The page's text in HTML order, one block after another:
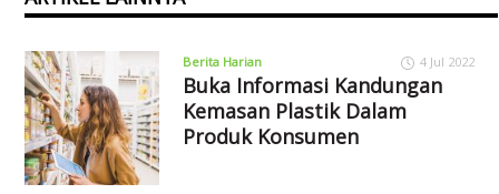
Berita Harian 4 Jul 2022
Buka Informasi Kandungan
Kemasan Plastik Dalam
Produk Konsumen